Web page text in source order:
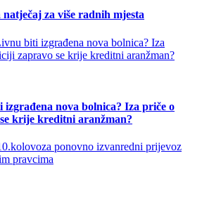
za više radnih mjesta
nova bolnica? Iza priče o
krije kreditni aranžman?